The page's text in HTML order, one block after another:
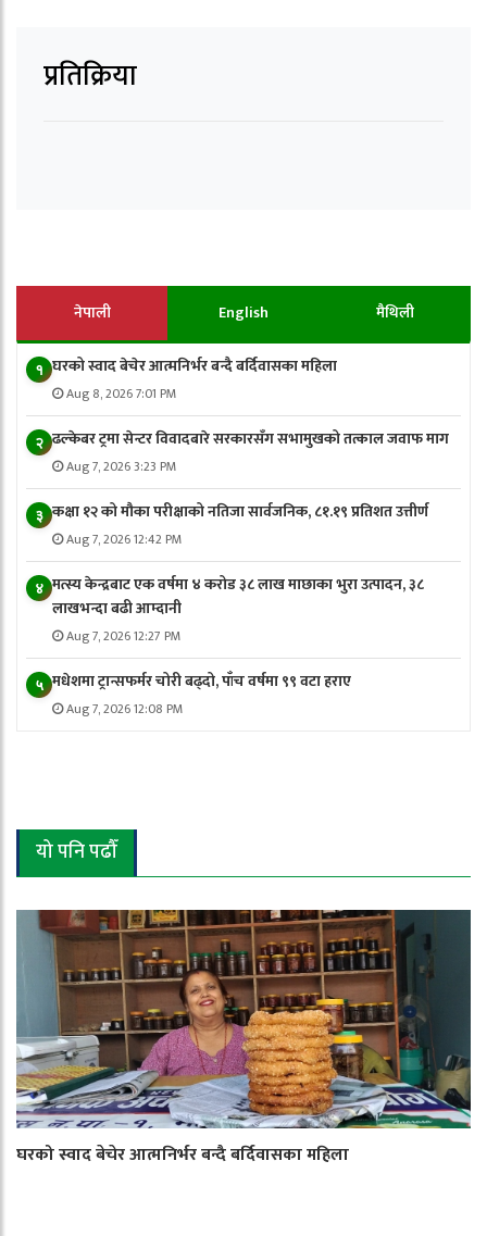
प्रतिक्रिया
नेपाली English मैथिली
१ घरको स्वाद बेचेर आत्मनिर्भर बन्दै बर्दिवासका महिला
Aug 8, 2026 7:01 PM
२ ढल्केबर ट्रमा सेन्टर विवादबारे सरकारसँग सभामुखको तत्काल जवाफ माग
Aug 7, 2026 3:23 PM
३ कक्षा १२ को मौका परीक्षाको नतिजा सार्वजनिक, ८१.१९ प्रतिशत उत्तीर्ण
Aug 7, 2026 12:42 PM
४ मत्स्य केन्द्रबाट एक वर्षमा ४ करोड ३८ लाख माछाका भुरा उत्पादन, ३८
लाखभन्दा बढी आम्दानी
Aug 7, 2026 12:27 PM
५ मधेशमा ट्रान्सफर्मर चोरी बढ्दो, पाँच वर्षमा ९९ वटा हराए
Aug 7, 2026 12:08 PM
यो पनि पढौँ
घरको स्वाद बेचेर आत्मनिर्भर बन्दै बर्दिवासका महिला